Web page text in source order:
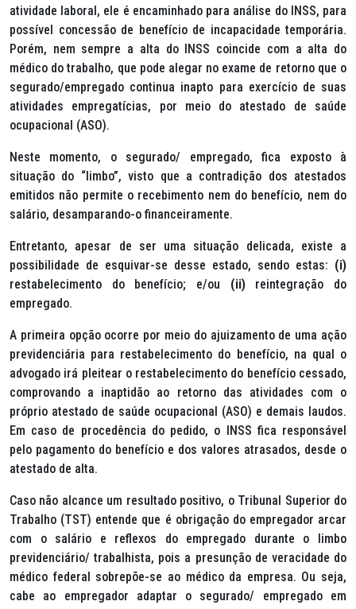
atividade laboral, ele é encaminhado para análise do INSS, para
possível concessão de benefício de incapacidade temporária.
Porém, nem sempre a alta do INSS coincide com a alta do
médico do trabalho, que pode alegar no exame de retorno que o
segurado/empregado continua inapto para exercício de suas
atividades empregatícias, por meio do atestado de saúde
ocupacional (ASO).
Neste momento, o segurado/ empregado, fica exposto à
situação do “limbo”, visto que a contradição dos atestados
emitidos não permite o recebimento nem do benefício, nem do
salário, desamparando-o financeiramente.
Entretanto, apesar de ser uma situação delicada, existe a
possibilidade de esquivar-se desse estado, sendo estas: (i)
restabelecimento do benefício; e/ou (ii)reintegração do
empregado.
A primeira opção ocorre por meio do ajuizamento de uma ação
previdenciária para restabelecimento do benefício, na qual o
advogado irá pleitear o restabelecimento do benefício cessado,
comprovando a inaptidão ao retorno das atividades com o
próprio atestado de saúde ocupacional (ASO) e demais laudos.
Em caso de procedência do pedido, o INSS fica responsável
pelo pagamento do benefício e dos valores atrasados, desde o
atestado de alta.
Caso não alcance um resultado positivo, o Tribunal Superior do
Trabalho (TST) entende que é obrigação do empregador arcar
com o salário e reflexos do empregado durante o limbo
previdenciário/ trabalhista, pois a presunção de veracidade do
médico federal sobrepõe-se ao médico da empresa. Ou seja,
cabe ao empregador adaptar o segurado/ empregado em